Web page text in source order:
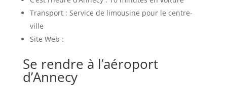
Transport : Service de limousine pour le centre-
ville
Site Web :
Se rendre à l’aéroport
d’Annecy